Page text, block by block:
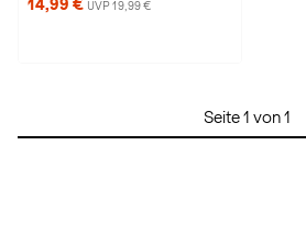
14,99 € UVP 19,99 €
Seite 1 von 1